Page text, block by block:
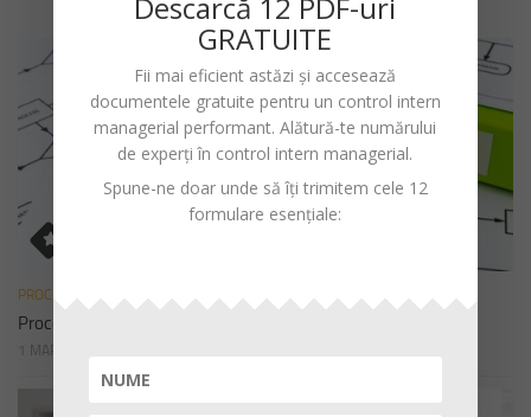
PROCEDURI
Procedura de sistem privind declararea cadourilor
1 MARTIE 2023
GRATUITE
Fii mai eficient astăzi și accesează
documentele gratuite pentru un control intern
managerial performant. Alătură-te numărului
de experți în control intern managerial.
Spune-ne doar unde să îți trimitem cele 12
formulare esențiale: